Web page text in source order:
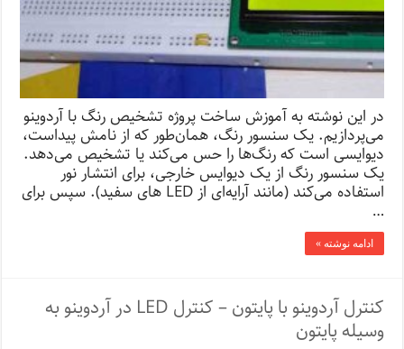
در این نوشته به آموزش ساخت پروژه تشخیص رنگ با آردوینو
می‌پردازیم. یک سنسور رنگ، همان‌طور که از نامش پیداست،
دیوایسی است که رنگ‌ها را حس می‌کند یا تشخیص می‌دهد.
یک سنسور رنگ از یک دیوایس خارجی، برای انتشار نور
استفاده می‌کند (مانند آرایه‌ای از LED های سفید). سپس برای
…
ادامه نوشته »
کنترل آردوینو با پایتون – کنترل LED در آردوینو به
وسیله پایتون